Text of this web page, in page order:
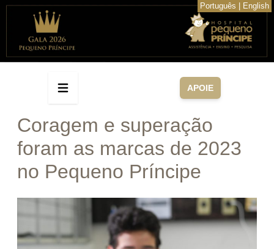
Português English
APOIE
Coragem e superação
foram as marcas de 2023
no Pequeno Príncipe